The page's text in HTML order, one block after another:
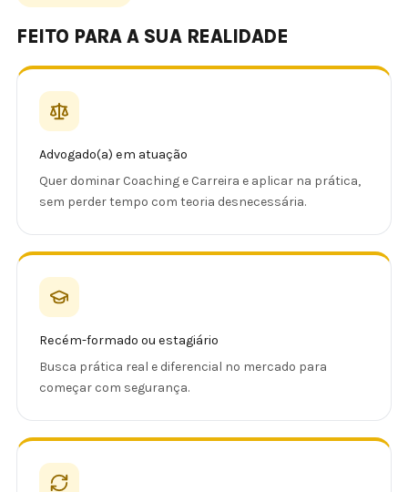
FEITO PARA A SUA REALIDADE
Advogado(a) em atuação
Quer dominar Coaching e Carreira e aplicar na prática,
sem perder tempo com teoria desnecessária.
Recém-formado ou estagiário
Busca prática real e diferencial no mercado para
começar com segurança.